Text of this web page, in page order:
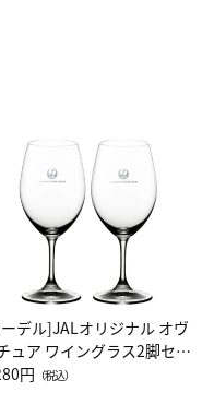
デル]JALオリジナル オヴ
ュア ワイングラス2脚セッ
レッドワイン）
円 （税込）